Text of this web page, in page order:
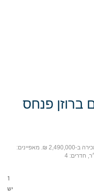
דירה 4 חדרים ברוזן פנחס (רמת גולדה, חיפה) למכירה ב-2,490,000 ₪. מאפיינים:
1
יש